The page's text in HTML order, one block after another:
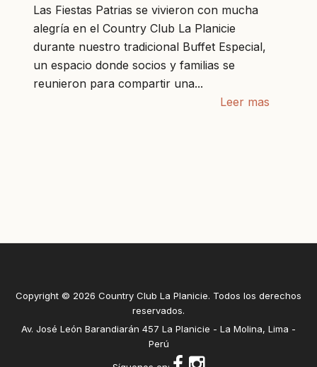
Las Fiestas Patrias se vivieron con mucha
alegría en el Country Club La Planicie
durante nuestro tradicional Buffet Especial,
un espacio donde socios y familias se
reunieron para compartir una...
Leer mas
Copyright © 2026 Country Club La Planicie. Todos los derechos
reservados.
Av. José León Barandiarán 457 La Planicie - La Molina, Lima -
Perú